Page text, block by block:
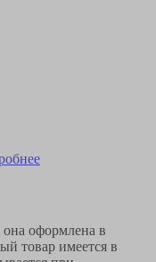
она оформлена в
товар имеется в